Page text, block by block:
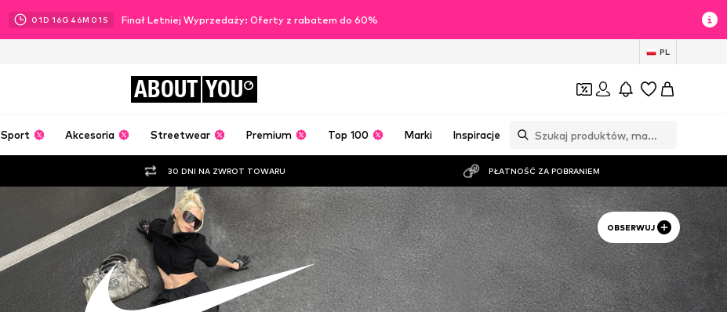
01D 16G 45M 59 S Finał Letniej Wyprzedaży: Oferty z rabatem do 60%
PL
ABOUT YOU
Sport Akcesoria Streetwear Premium Top 100 Marki Inspiracje
30 DNI NA ZWROT TOWARU PŁATNOŚĆ ZA POBRANIEM
OBSERWUJ